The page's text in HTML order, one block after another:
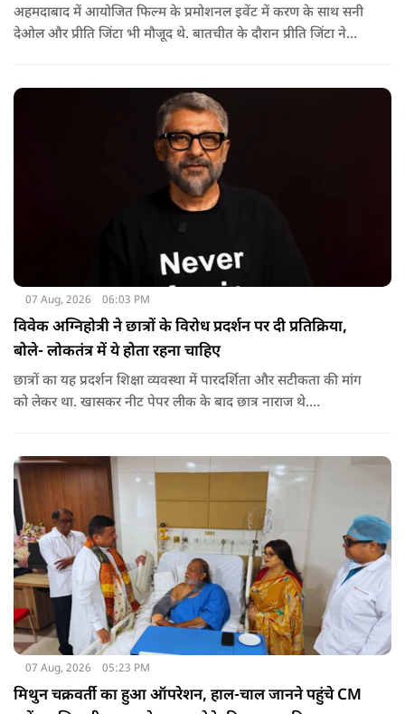
अहमदाबाद में आयोजित फिल्म के प्रमोशनल इवेंट में करण के साथ सनी
देओल और प्रीति जिंटा भी मौजूद थे. बातचीत के दौरान प्रीति जिंटा ने
जवाब दिया.
07 Aug, 2026 06:03 PM
विवेक अग्निहोत्री ने छात्रों के विरोध प्रदर्शन पर दी प्रतिक्रिया,
बोले- लोकतंत्र में ये होता रहना चाहिए
छात्रों का यह प्रदर्शन शिक्षा व्यवस्था में पारदर्शिता और सटीकता की मांग
को लेकर था. खासकर नीट पेपर लीक के बाद छात्र नाराज थे.
07 Aug, 2026 05:23 PM
मिथुन चक्रवर्ती का हुआ ऑपरेशन, हाल-चाल जानने पहुंचे CM